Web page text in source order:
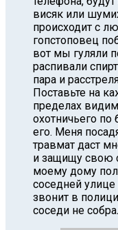
висяк или
происходит с
гопстоповец
вот мы гуляли
распивали
пара и
Поставьте на
пределах
охотничьего
его. Меня
травмат даст
и защищу свою
моему дому
соседней
звонит в
соседи не